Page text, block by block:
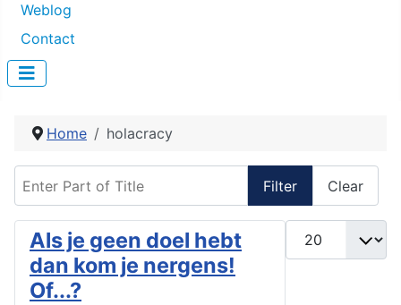
Weblog
Contact
Home holacracy
Filter Clear
Display #
Als je geen doel hebt
dan kom je nergens!
Of...?